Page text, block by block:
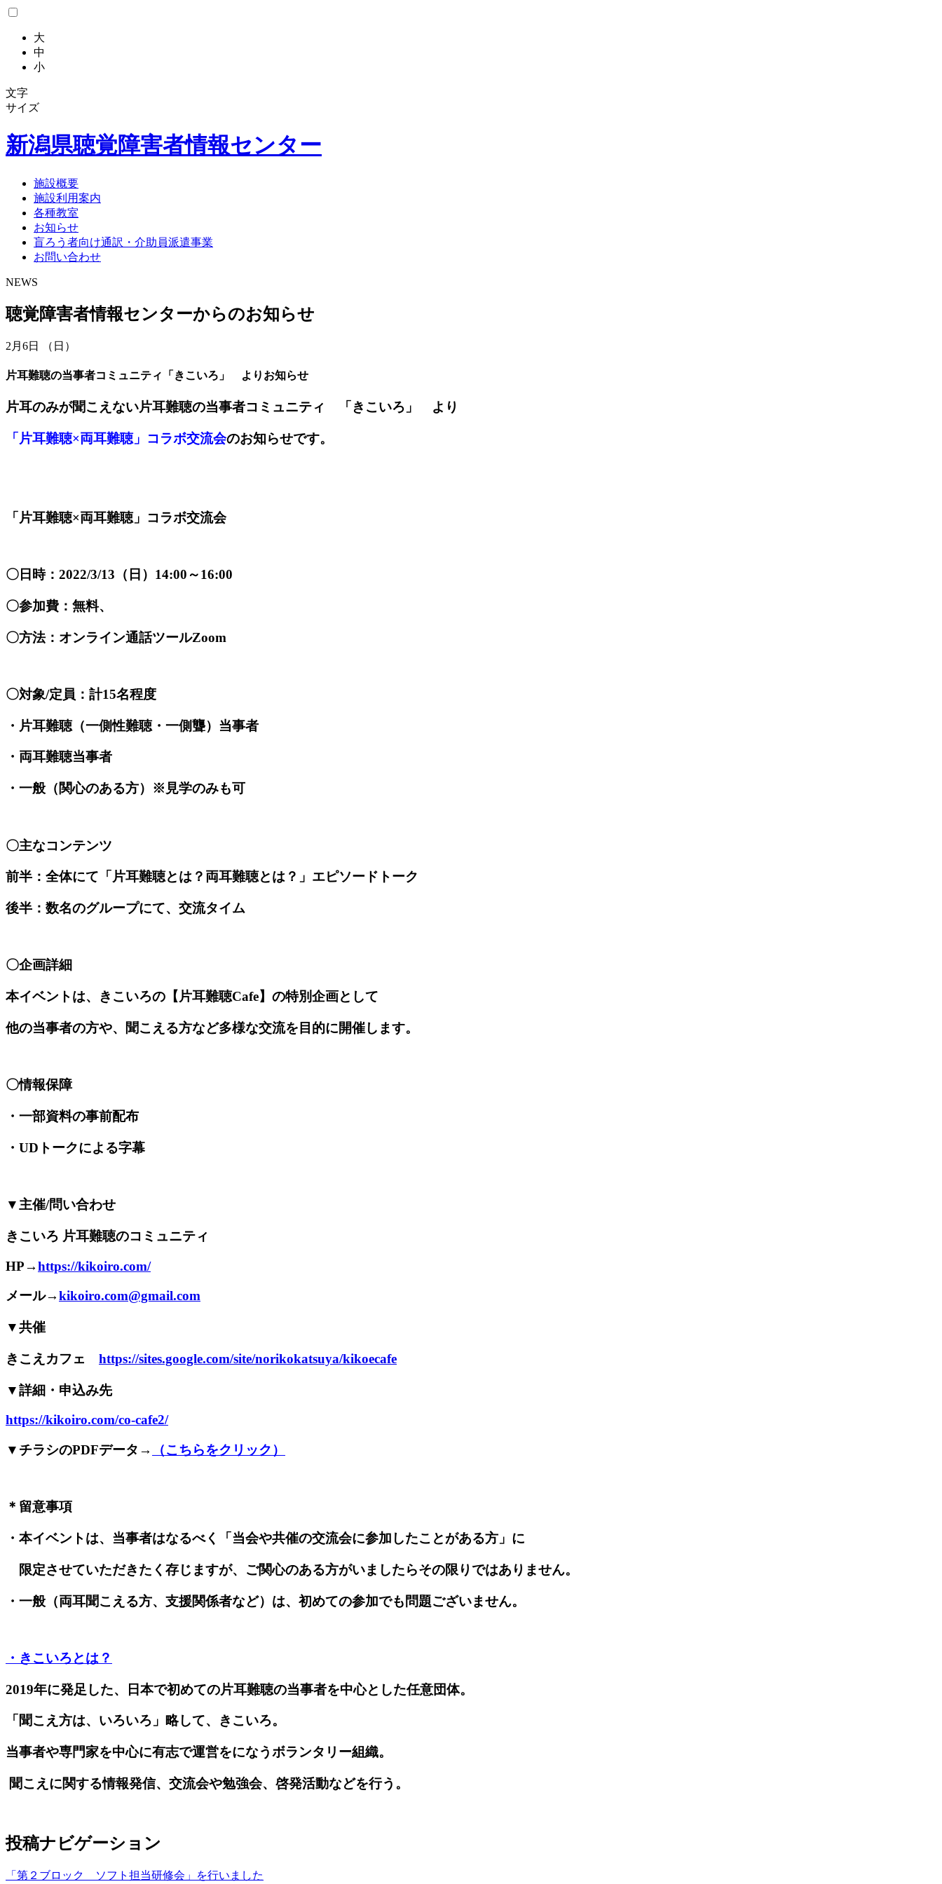
大
中
小
文字
サイズ
新潟県聴覚障害者情報センター
施設概要
施設利用案内
各種教室
お知らせ
盲ろう者向け通訳・介助員派遣事業
お問い合わせ
NEWS
聴覚障害者情報センターからのお知らせ
2月6日 （日）
片耳難聴の当事者コミュニティ「きこいろ」 よりお知らせ
片耳のみが聞こえない片耳難聴の当事者コミュニティ 「きこいろ」 より
「片耳難聴×両耳難聴」コラボ交流会のお知らせです。
「片耳難聴×両耳難聴」コラボ交流会
〇日時：2022/3/13（日）14:00～16:00
〇参加費：無料、
〇方法：オンライン通話ツールZoom
〇対象/定員：計15名程度
・片耳難聴（一側性難聴・一側聾）当事者
・両耳難聴当事者
・一般（関心のある方）※見学のみも可
〇主なコンテンツ
前半：全体にて「片耳難聴とは？両耳難聴とは？」エピソードトーク
後半：数名のグループにて、交流タイム
〇企画詳細
本イベントは、きこいろの【片耳難聴Cafe】の特別企画として
他の当事者の方や、聞こえる方など多様な交流を目的に開催します。
〇情報保障
・一部資料の事前配布
・UDトークによる字幕
▼主催/問い合わせ
きこいろ 片耳難聴のコミュニティ
HP→https://kikoiro.com/
メール→kikoiro.com@gmail.com
▼共催
きこえカフェ https://sites.google.com/site/norikokatsuya/kikoecafe
▼詳細・申込み先
https://kikoiro.com/co-cafe2/
▼チラシのPDFデータ→ （こちらをクリック）
＊留意事項
・本イベントは、当事者はなるべく「当会や共催の交流会に参加したことがある方」に
限定させていただきたく存じますが、ご関心のある方がいましたらその限りではありません。
・一般（両耳聞こえる方、支援関係者など）は、初めての参加でも問題ございません。
・きこいろとは？
2019年に発足した、日本で初めての片耳難聴の当事者を中心とした任意団体。
「聞こえ方は、いろいろ」略して、きこいろ。
当事者や専門家を中心に有志で運営をになうボランタリー組織。
聞こえに関する情報発信、交流会や勉強会、啓発活動などを行う。
投稿ナビゲーション
「第２ブロック ソフト担当研修会」を行いました